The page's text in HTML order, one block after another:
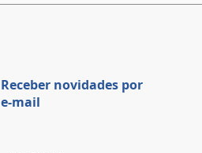
Receber novidades por
e-mail